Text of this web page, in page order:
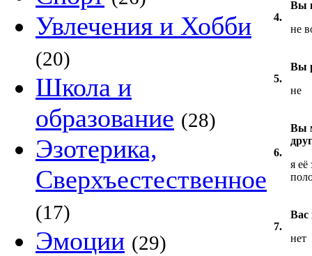
Увлечения и Хобби
(20)
Школа и
образование (28)
Эзотерика,
Сверхъестественное
(17)
Эмоции (29)
4.
Вы
не
5.
Вы
не
6.
Вы
я её
7.
Вас
нет